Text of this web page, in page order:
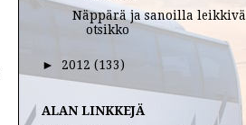
Näppärä ja sanoilla leikkivä
otsikko
► 2012 (133)
ALAN LINKKEJÄ